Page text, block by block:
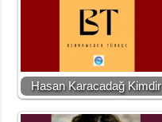
Hasan Karacadağ Kimdir